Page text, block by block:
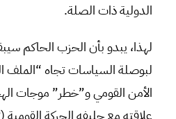
الدولية ذات الصلة.
لهذا، يبدو بأن الحزب الحاكم
لبوصلة السياسات تجاه
الأمن القومي و”خطر” موجات